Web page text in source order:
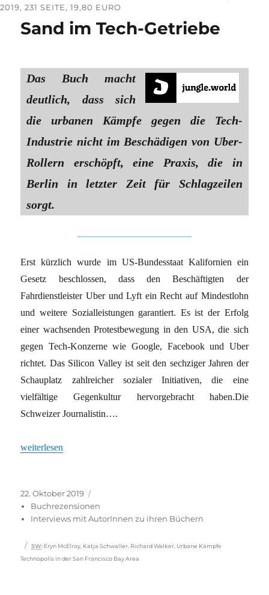
2019, 231 SEITE, 19,80 EURO
Sand im Tech-Getriebe
Das Buch macht
deutlich, dass sich
die urbanen Kämpfe gegen die Tech-
Industrie nicht im Beschädigen von Uber-
Rollern erschöpft, eine Praxis, die in
Berlin in letzter Zeit für Schlagzeilen
sorgt.
Erst kürzlich wurde im US-Bundesstaat Kalifornien ein
Gesetz beschlossen, dass den Beschäftigten der
Fahrdienstleister Uber und Lyft ein Recht auf Mindestlohn
und weitere Sozialleistungen garantiert. Es ist der Erfolg
einer wachsenden Protestbewegung in den USA, die sich
gegen Tech-Konzerne wie Google, Facebook und Uber
richtet. Das Silicon Valley ist seit den sechziger Jahren der
Schauplatz zahlreicher sozialer Initiativen, die eine
vielfältige Gegenkultur hervorgebracht haben.Die
Schweizer Journalistin….
„Sand im Tech-Getriebe“
weiterlesen
Veröffentlicht
am
22. Oktober 2019
Buchrezensionen
Interviews mit AutorInnen zu ihren Büchern
Schlagwörter
SW: Eryn McElroy Katja Schwaller Richard Walker Urbane Kämpfe
Technopolis in der San Francisco Bay Area